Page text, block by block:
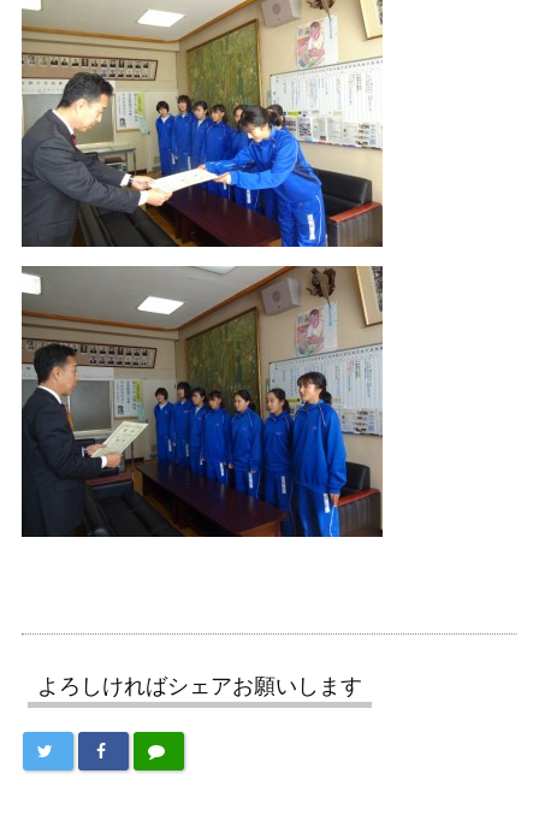
よろしければシェアお願いします